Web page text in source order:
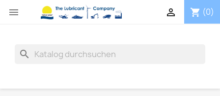
 shopping_cart (0)

search